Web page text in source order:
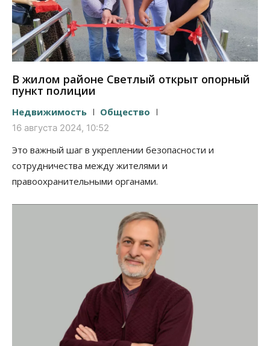
В жилом районе Светлый открыт опорный
пункт полиции
Недвижимость Общество
16 августа 2024, 10:52
Это важный шаг в укреплении безопасности и
сотрудничества между жителями и
правоохранительными органами.